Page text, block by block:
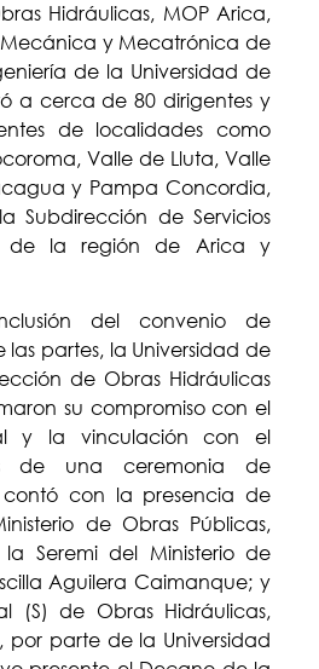
Hidráulicas, MOP Arica,
y Mecatrónica de
de la Universidad de
a cerca de 80 dirigentes y
de localidades como
Valle de Lluta, Valle
y Pampa Concordia,
Subdirección de Servicios
de la región de Arica y
del convenio de
partes, la Universidad de
de Obras Hidráulicas
su compromiso con el
y la vinculación con el
de una ceremonia de
con la presencia de
de Obras Públicas,
Seremi del Ministerio de
Aguilera Caimanque; y
(S) de Obras Hidráulicas,
por parte de la Universidad